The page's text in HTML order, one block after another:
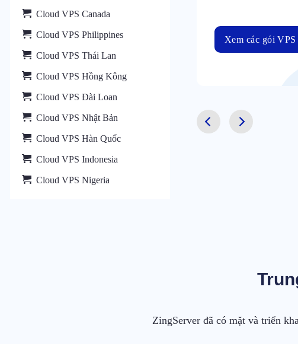
Cloud VPS Canada
Cloud VPS Philippines
Cloud VPS Thái Lan
Cloud VPS Hồng Kông
Cloud VPS Đài Loan
Cloud VPS Nhật Bản
Cloud VPS Hàn Quốc
Cloud VPS Indonesia
Cloud VPS Nigeria
Xem các gói VPS
ZingServer đã có mặt và triển